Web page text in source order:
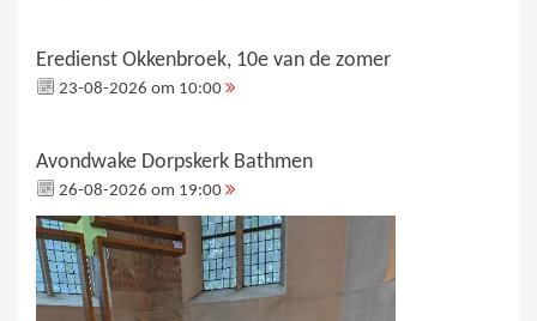
Eredienst Okkenbroek, 10e van de zomer
23-08-2026 om 10:00
Avondwake Dorpskerk Bathmen
26-08-2026 om 19:00